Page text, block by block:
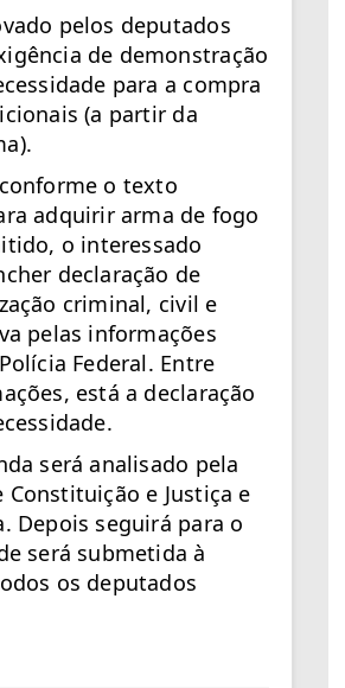
pelos deputados
de demonstração
para a compra
(a partir da
o texto
adquirir arma de fogo
o interessado
declaração de
criminal, civil e
pelas informações
Federal. Entre
está a declaração
será analisado pela
Constituição e Justiça e
Depois seguirá para o
será submetida à
os deputados